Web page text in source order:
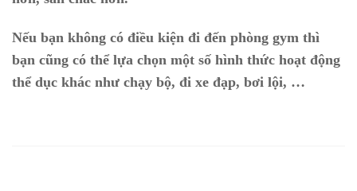
Nếu bạn không có điều kiện đi đến phòng gym thì
bạn cũng có thể lựa chọn một số hình thức hoạt động
thể dục khác như chạy bộ, đi xe đạp, bơi lội, …